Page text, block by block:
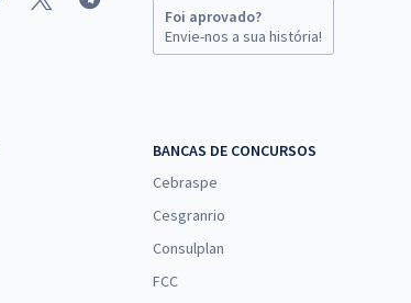
Foi aprovado?
Envie-nos a sua história!
BANCAS DE CONCURSOS
Cebraspe
Cesgranrio
Consulplan
FCC